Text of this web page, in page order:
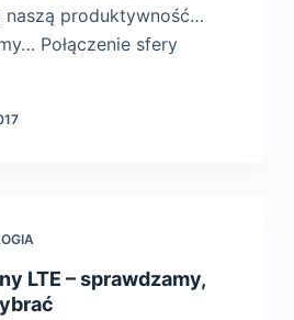
naszą produktywność…
Połączenie sfery
LTE – sprawdzamy,